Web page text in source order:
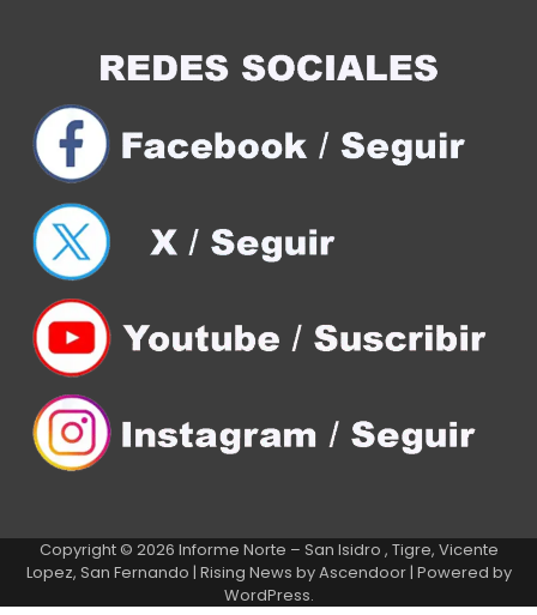
Copyright © 2026 Informe Norte – San Isidro , Tigre, Vicente
Lopez, San Fernando | Rising News byAscendoor| Powered by
WordPress.